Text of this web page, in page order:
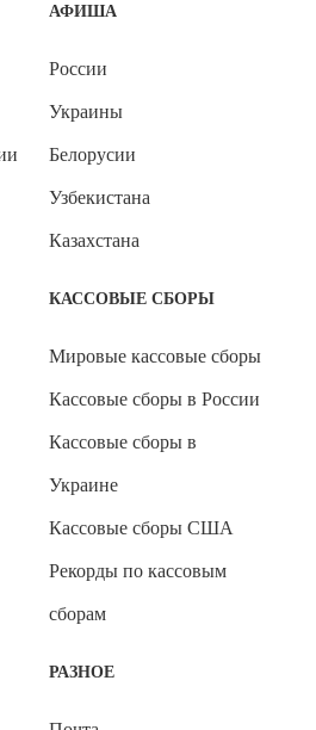
АФИША
России
Украины
Белорусии
Узбекистана
Казахстана
КАССОВЫЕ СБОРЫ
Мировые кассовые сборы
Кассовые сборы в России
Кассовые сборы в
Украине
Кассовые сборы США
Рекорды по кассовым
сборам
РАЗНОЕ